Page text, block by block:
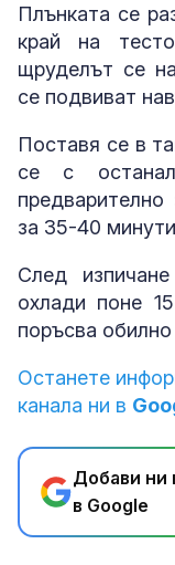
Плънката се
край на
щруделът се
се подвиват
Поставя се в
се с
за 35-40
След
охлади поне
поръсва обилно
Останете
канала ни в
Добави ни
в Google